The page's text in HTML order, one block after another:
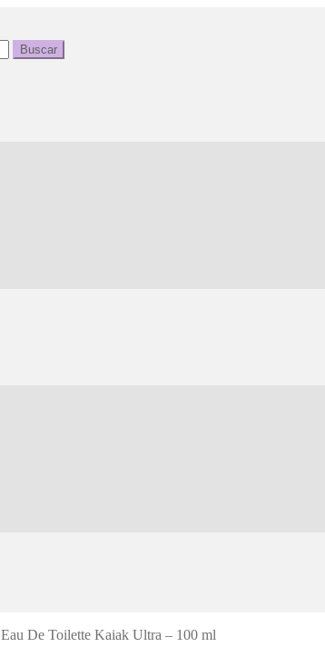
Buscar
Eau De Toilette Kaiak Ultra – 100 ml